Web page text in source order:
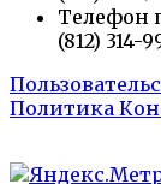
Телефон
(812) 314-
Политика